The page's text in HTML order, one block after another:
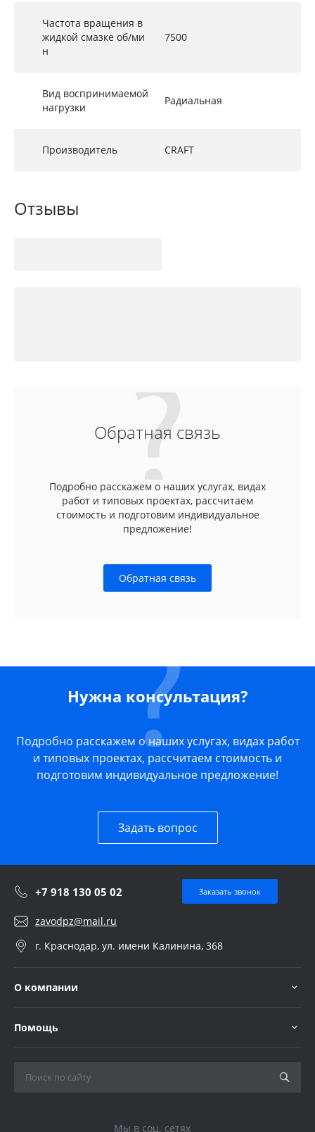
Частота вращения в
жидкой смазке об/ми
н
7500
Вид воспринимаемой
нагрузки
Радиальная
Производитель CRAFT
Отзывы
Обратная связь
Подробно расскажем о наших услугах, видах
работ и типовых проектах, рассчитаем
стоимость и подготовим индивидуальное
предложение!
Обратная связь
Нужна консультация?
Подробно расскажем о наших услугах, видах работ
и типовых проектах, рассчитаем стоимость и
подготовим индивидуальное предложение!
Задать вопрос
+7 918 130 05 02 Заказать звонок
zavodpz@mail.ru
г. Краснодар, ул. имени Калинина, 368
О компании
Помощь
Мы в соц. сетях